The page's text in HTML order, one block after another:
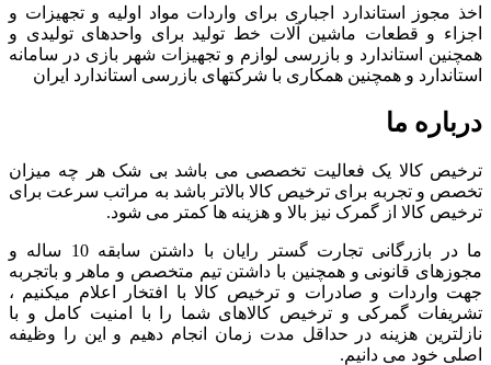
اخذ مجوز استاندارد اجباری برای واردات مواد اولیه و تجهیزات و
اجزاء و قطعات ماشین آلات خط تولید برای واحدهای تولیدی و
همچنین استاندارد و بازرسی لوازم و تجهیزات شهر بازی در سامانه
استاندارد و همچنین همکاری با شرکتهای بازرسی استاندارد ایران
درباره ما
ترخیص کالا یک فعالیت تخصصی می باشد بی شک هر چه میزان
تخصص و تجربه برای ترخیص کالا بالاتر باشد به مراتب سرعت برای
ترخیص کالا از گمرک نیز بالا و هزینه ها کمتر می شود.
ما در بازرگانی تجارت گستر رایان با داشتن سابقه 10 ساله و
مجوزهای قانونی و همچنین با داشتن تیم متخصص و ماهر و باتجربه
جهت واردات و صادرات و ترخیص کالا با افتخار اعلام میکنیم ،
تشریفات گمرکی و ترخیص کالاهای شما را با امنیت کامل و با
نازلترین هزینه در حداقل مدت زمان انجام دهیم و این را وظیفه
اصلی خود می دانیم.